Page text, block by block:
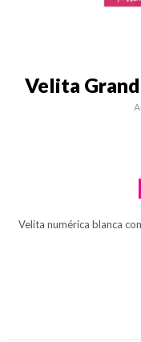
Velita
Velita numérica blanca